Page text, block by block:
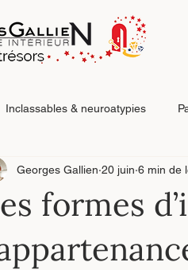
Inclassables & neuroatypies
relationnelle
formes
Georges Gallien 20 juin 6 min de